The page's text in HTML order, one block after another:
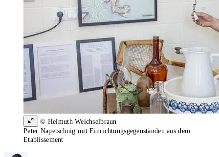
© Helmuth Weichselbraun
Peter Napetschnig mit Einrichtungsgegenständen aus dem
Etablissement